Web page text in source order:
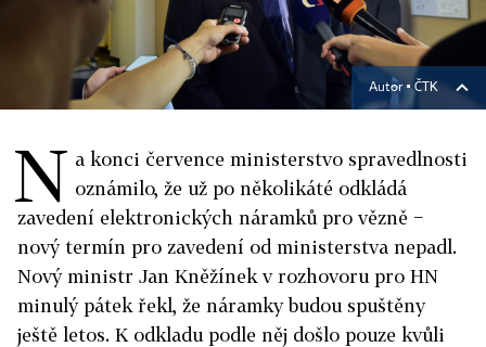
Autor ▪ČTK
N a konci července ministerstvo spravedlnosti
oznámilo, že už po několikáté odkládá
zavedení elektronických náramků pro vězně −
nový termín pro zavedení od ministerstva nepadl.
Nový ministr Jan Kněžínek v rozhovoru pro HN
minulý pátek řekl, že náramky budou spuštěny
ještě letos. K odkladu podle něj došlo pouze kvůli